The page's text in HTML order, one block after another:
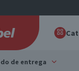
de entrega